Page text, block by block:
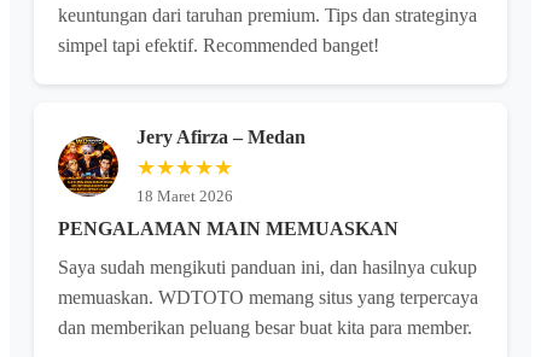
keuntungan dari taruhan premium. Tips dan strateginya
simpel tapi efektif. Recommended banget!
Jery Afirza – Medan
★★★★★
18 Maret 2026
PENGALAMAN MAIN MEMUASKAN
Saya sudah mengikuti panduan ini, dan hasilnya cukup
memuaskan. WDTOTO memang situs yang terpercaya
dan memberikan peluang besar buat kita para member.